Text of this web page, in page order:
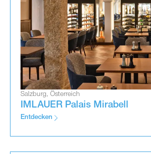
Salzburg, Österreich
IMLAUER Palais Mirabell
Entdecken